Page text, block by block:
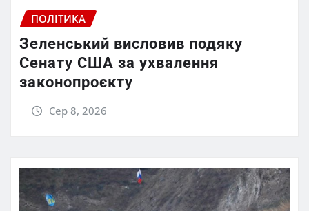
ПОЛІТИКА
Зеленський висловив подяку
Сенату США за ухвалення
законопроєкту
Сер 8, 2026